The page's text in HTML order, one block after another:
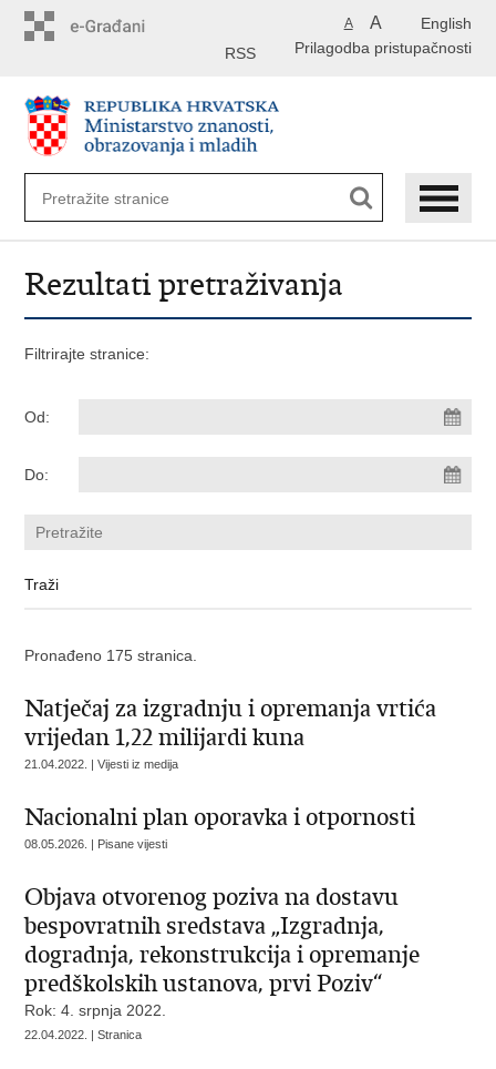
English
A A
Prilagodba pristupačnosti
RSS
Rezultati pretraživanja
Filtrirajte stranice:
Od:
Do:
Pronađeno 175 stranica.
Natječaj za izgradnju i opremanja vrtića
vrijedan 1,22 milijardi kuna
21.04.2022. | Vijesti iz medija
Nacionalni plan oporavka i otpornosti
08.05.2026. | Pisane vijesti
Objava otvorenog poziva na dostavu
bespovratnih sredstava „Izgradnja,
dogradnja, rekonstrukcija i opremanje
predškolskih ustanova, prvi Poziv“
Rok: 4. srpnja 2022.
22.04.2022. | Stranica